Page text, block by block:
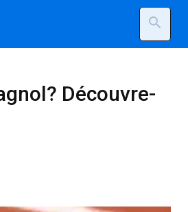
search
Découvre-